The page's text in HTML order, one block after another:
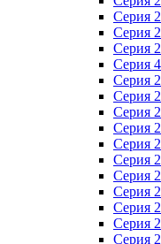
Серия
Серия
Серия
Серия
Серия
Серия
Серия
Серия
Серия
Серия
Серия
Серия
Серия
Серия
Серия